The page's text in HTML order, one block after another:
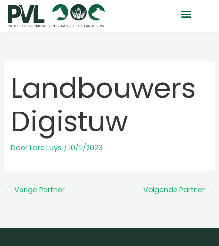
Ga
naar
de
Landbouwers
Digistuw
DoorLore Luys /10/11/2023
← Vorige Partner Volgende Partner →